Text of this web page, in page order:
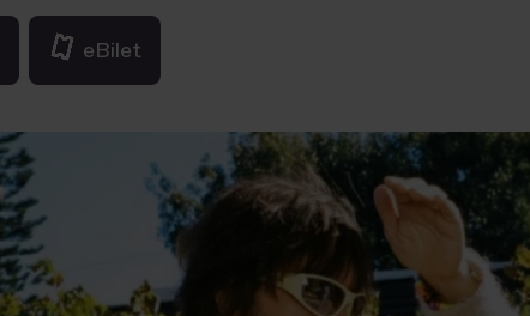
eBilet